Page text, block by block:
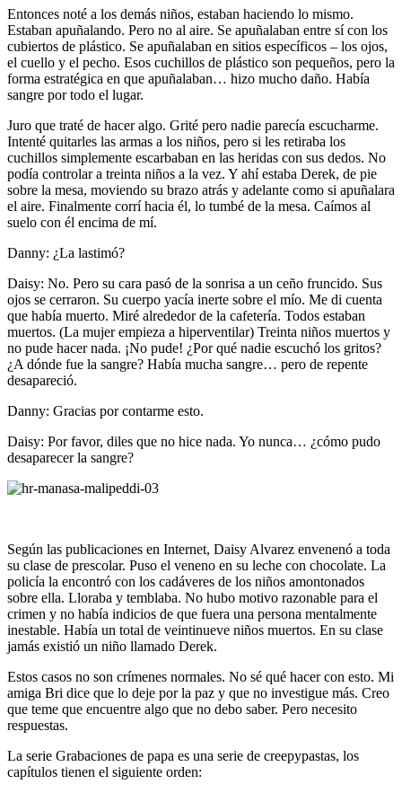
Entonces noté a los demás niños, estaban haciendo lo mismo.
Estaban apuñalando. Pero no al aire. Se apuñalaban entre sí con los
cubiertos de plástico. Se apuñalaban en sitios específicos – los ojos,
el cuello y el pecho. Esos cuchillos de plástico son pequeños, pero la
forma estratégica en que apuñalaban… hizo mucho daño. Había
sangre por todo el lugar.
Juro que traté de hacer algo. Grité pero nadie parecía escucharme.
Intenté quitarles las armas a los niños, pero si les retiraba los
cuchillos simplemente escarbaban en las heridas con sus dedos. No
podía controlar a treinta niños a la vez. Y ahí estaba Derek, de pie
sobre la mesa, moviendo su brazo atrás y adelante como si apuñalara
el aire. Finalmente corrí hacia él, lo tumbé de la mesa. Caímos al
suelo con él encima de mí.
Danny: ¿La lastimó?
Daisy: No. Pero su cara pasó de la sonrisa a un ceño fruncido. Sus
ojos se cerraron. Su cuerpo yacía inerte sobre el mío. Me di cuenta
que había muerto. Miré alrededor de la cafetería. Todos estaban
muertos. (La mujer empieza a hiperventilar) Treinta niños muertos y
no pude hacer nada. ¡No pude! ¿Por qué nadie escuchó los gritos?
¿A dónde fue la sangre? Había mucha sangre… pero de repente
desapareció.
Danny: Gracias por contarme esto.
Daisy: Por favor, diles que no hice nada. Yo nunca… ¿cómo pudo
desaparecer la sangre?
Según las publicaciones en Internet, Daisy Alvarez envenenó a toda
su clase de prescolar. Puso el veneno en su leche con chocolate. La
policía la encontró con los cadáveres de los niños amontonados
sobre ella. Lloraba y temblaba. No hubo motivo razonable para el
crimen y no había indicios de que fuera una persona mentalmente
inestable. Había un total de veintinueve niños muertos. En su clase
jamás existió un niño llamado Derek.
Estos casos no son crímenes normales. No sé qué hacer con esto. Mi
amiga Bri dice que lo deje por la paz y que no investigue más. Creo
que teme que encuentre algo que no debo saber. Pero necesito
respuestas.
La serie Grabaciones de papa es una serie de creepypastas, los
capítulos tienen el siguiente orden: